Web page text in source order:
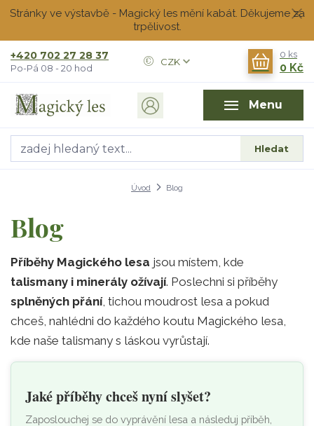
Stránky ve výstavbě - Magický les mění kabát. Děkujeme za
trpělivost.
Menu
CZK
Hledat
+420 702 27 28 37
Po-Pá 08 - 20 hod
0 ks
0 Kč
Úvod Blog
Blog
Příběhy Magického lesa jsou místem, kde
talismany i minerály ožívají. Poslechni si příběhy
splněných přání, tichou moudrost lesa a pokud
chceš, nahlédni do každého koutu Magického lesa,
kde naše talismany s láskou vyrůstají.
Jaké příběhy chceš nyní slyšet?
Zaposlouchej se do vyprávění lesa a následuj příběh,